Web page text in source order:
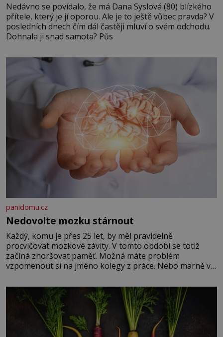
Nedávno se povídalo, že má Dana Syslová (80) blízkého
přítele, který je jí oporou. Ale je to ještě vůbec pravda? V
posledních dnech čím dál častěji mluví o svém odchodu.
Dohnala ji snad samota? Půs
panidomu.cz
Nedovolte mozku stárnout
Každý, komu je přes 25 let, by měl pravidelně
procvičovat mozkové závity. V tomto období se totiž
začíná zhoršovat paměť. Možná máte problém
vzpomenout si na jméno kolegy z práce. Nebo marně v
Je to opravdu tak, s věkem jako kdyby se paměť
rozhodla stávkovat. Cvičte